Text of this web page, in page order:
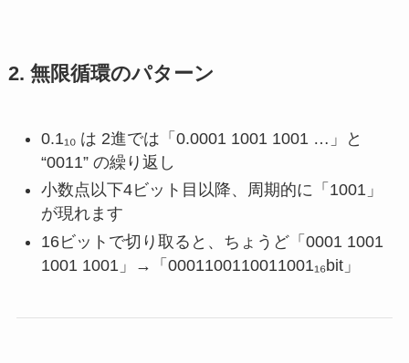
2. 無限循環のパターン
0.1₁₀ は 2進では「0.0001 1001 1001 …」と
“0011” の繰り返し
小数点以下4ビット目以降、周期的に「1001」
が現れます
16ビットで切り取ると、ちょうど「0001 1001
1001 1001」→「0001100110011001₁₆bit」